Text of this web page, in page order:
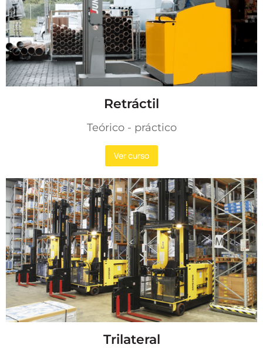
Retráctil
Teórico - práctico​
Ver curso
Trilateral